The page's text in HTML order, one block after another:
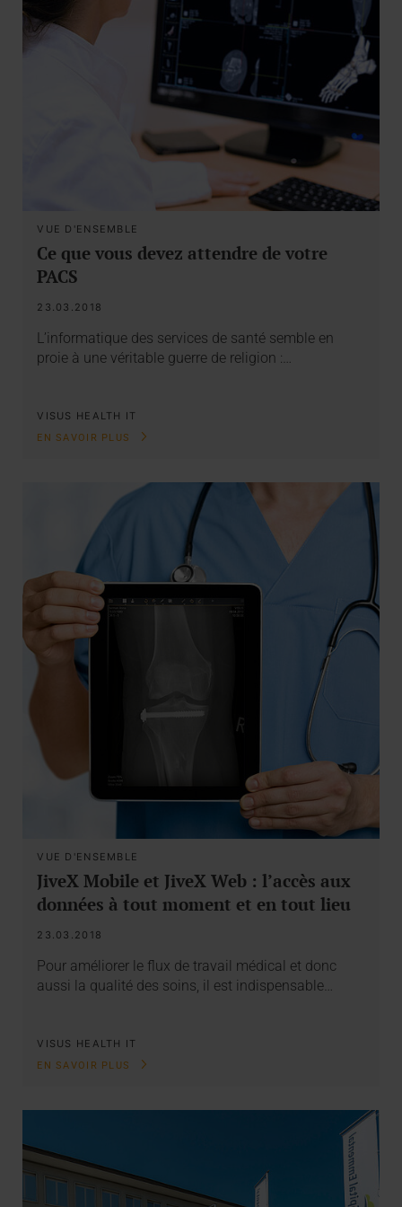
VUE D'ENSEMBLE
Ce que vous devez attendre de votre
PACS
23.03.2018
L’informatique des services de santé semble en
proie à une véritable guerre de religion :…
VISUS HEALTH IT
EN SAVOIR PLUS
VUE D'ENSEMBLE
JiveX Mobile et JiveX Web : l’accès aux
données à tout moment et en tout lieu
23.03.2018
Pour améliorer le flux de travail médical et donc
aussi la qualité des soins, il est indispensable…
VISUS HEALTH IT
EN SAVOIR PLUS